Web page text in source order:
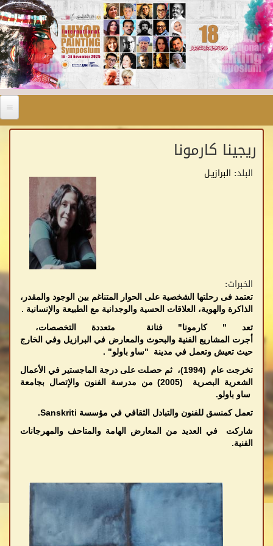
Skip to main content
ريجينا كارمونا
البلد: البرازيـل
الخبرات:
تعتمد فى رحلتها الشخصية على الحوار المتناغم بين الوجود والمقدر،
الذاكرة والهوية، العلاقات الحسية والوجدانية مع الطبيعة والإنسانية .
تعد " كارمونا" فنانة متعددة التخصصات،
أجرت المشاريع الفنية والبحوث والمعارض في البرازيل وفي الخارج
حيث تعيش وتعمل في مدينة "ساو باولو" .
تخرجت عام (1994)، ثم حصلت على درجة الماجستير في الأعمال
الشعرية البصرية (2005) من مدرسة الفنون والإتصال بجامعة
ساو باولو.
تعمل كمنسق للفنون والتبادل الثقافي في مؤسسة Sanskriti.
شاركت في العديد من المعارض الهامة والمتاحف والمهرجانات
الفنية.